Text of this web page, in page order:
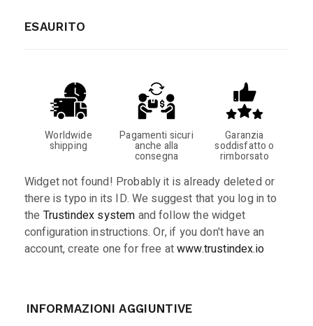
ESAURITO
Worldwide
shipping
Pagamenti sicuri
anche alla
consegna
Garanzia
soddisfatto o
rimborsato
Widget not found! Probably it is already deleted or
there is typo in its ID. We suggest that you log in to
the Trustindex system and follow the widget
configuration instructions. Or, if you don't have an
account, create one for free atwww.trustindex.io
INFORMAZIONI AGGIUNTIVE